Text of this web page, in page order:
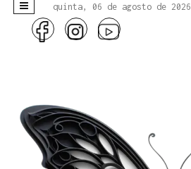
quinta, 06 de agosto de 2026